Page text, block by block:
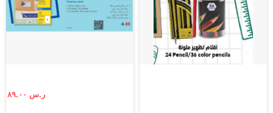
ر.س ٨٩.٠٠